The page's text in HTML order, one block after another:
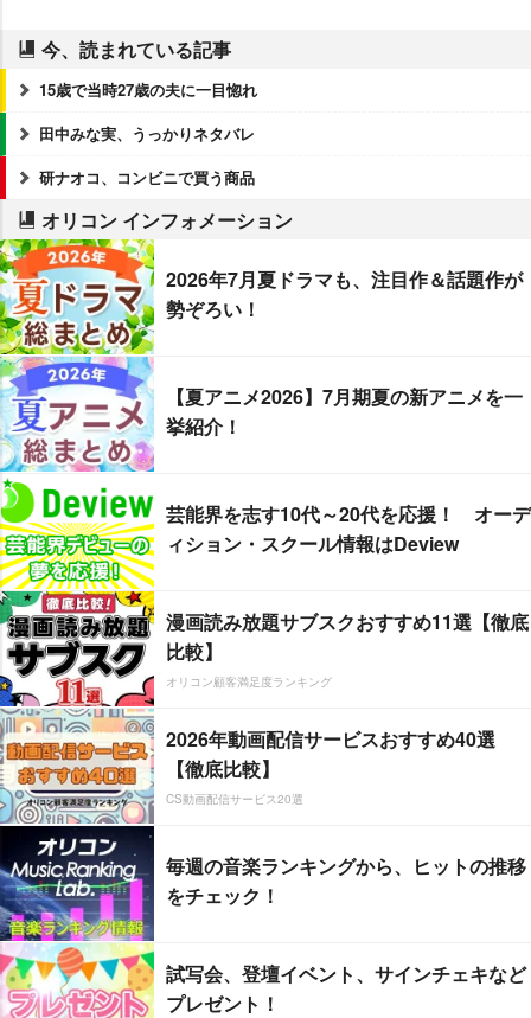
今、読まれている記事
15歳で当時27歳の夫に一目惚れ
田中みな実、うっかりネタバレ
研ナオコ、コンビニで買う商品
オリコン インフォメーション
2026年7月夏ドラマも、注目作＆話題作が
勢ぞろい！
【夏アニメ2026】7月期夏の新アニメを一
挙紹介！
芸能界を志す10代～20代を応援！ オーデ
ィション・スクール情報はDeview
漫画読み放題サブスクおすすめ11選【徹底
比較】
オリコン顧客満足度ランキング
2026年動画配信サービスおすすめ40選
【徹底比較】
CS動画配信サービス20選
毎週の音楽ランキングから、ヒットの推移
をチェック！
試写会、登壇イベント、サインチェキなど
プレゼント！